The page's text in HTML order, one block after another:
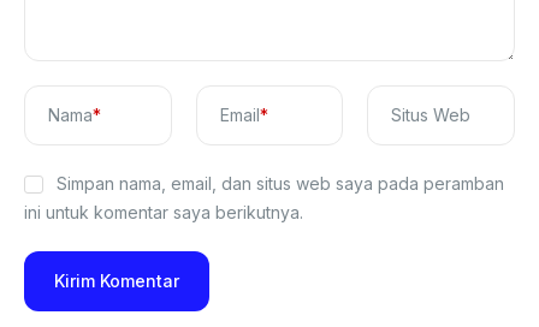
Nama* Email* Situs Web
Simpan nama, email, dan situs web saya pada peramban
ini untuk komentar saya berikutnya.